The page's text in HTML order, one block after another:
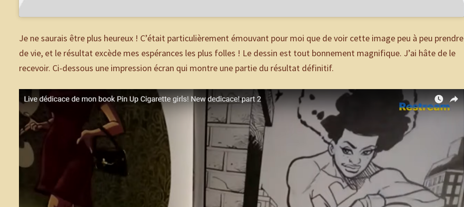
Je ne saurais être plus heureux ! C’était particulièrement émouvant pour moi que de voir cette image peu à peu prendre
de vie, et le résultat excède mes espérances les plus folles ! Le dessin est tout bonnement magnifique. J’ai hâte de le
recevoir. Ci-dessous une impression écran qui montre une partie du résultat définitif.